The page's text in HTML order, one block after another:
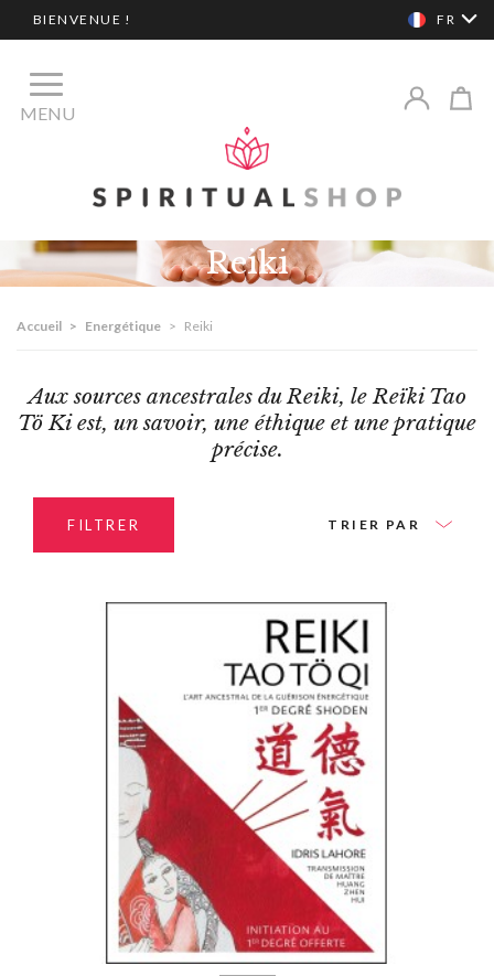
BIENVENUE ! FR
MENU
Reiki
Accueil > Energétique > Reiki
Aux sources ancestrales du Reiki, le Reïki Tao
Tö Ki est, un savoir, une éthique et une pratique
précise.
FILTRER TRIER PAR